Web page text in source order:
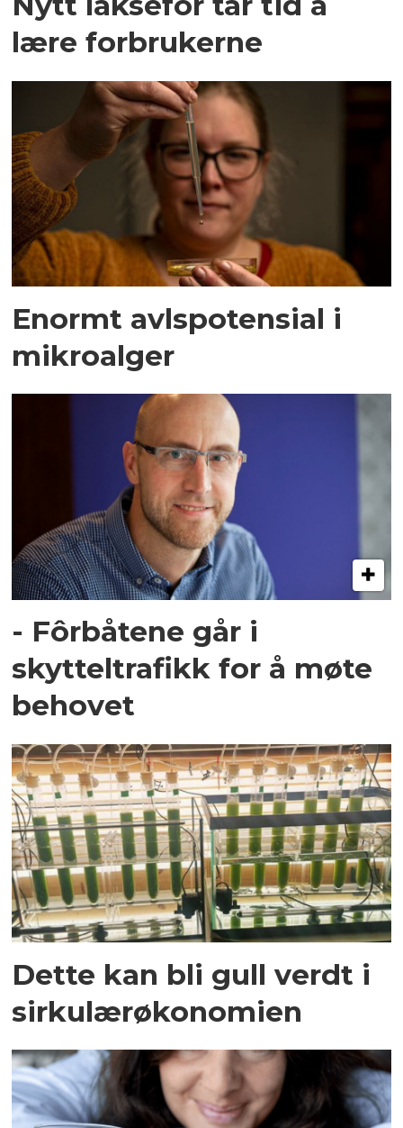
lære forbrukerne
Enormt avlspotensial i
mikroalger
- Fôrbåtene går i
skytteltrafikk for å møte
behovet
Dette kan bli gull verdt i
sirkulærøkonomien